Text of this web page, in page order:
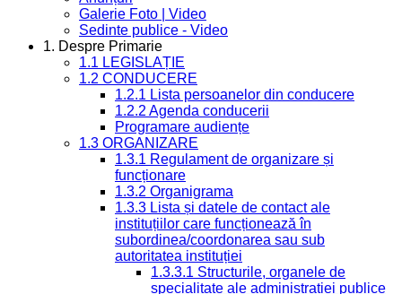
Galerie Foto | Video
Sedinte publice - Video
1. Despre Primarie
1.1 LEGISLAȚIE
1.2 CONDUCERE
1.2.1 Lista persoanelor din conducere
1.2.2 Agenda conducerii
Programare audiențe
1.3 ORGANIZARE
1.3.1 Regulament de organizare și
funcționare
1.3.2 Organigrama
1.3.3 Lista și datele de contact ale
instituțiilor care funcționează în
subordinea/coordonarea sau sub
autoritatea instituției
1.3.3.1 Structurile, organele de
specialitate ale administrației publice